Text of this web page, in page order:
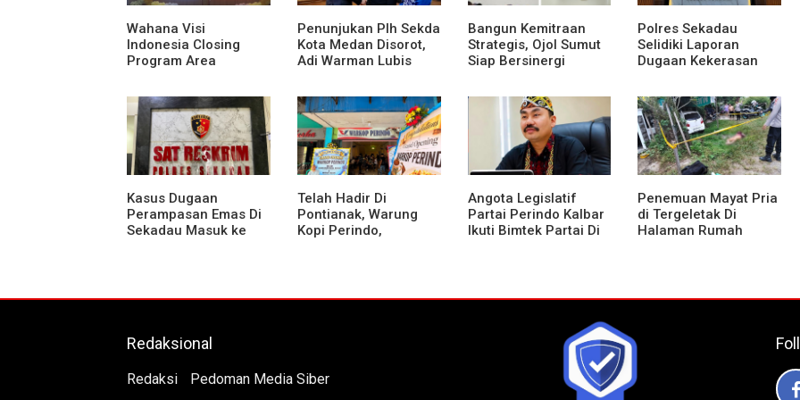
Wahana Visi
Indonesia Closing
Program Area
Penunjukan Plh Sekda
Kota Medan Disorot,
Adi Warman Lubis
Komitmen terhadap
Sistem Merit
Bangun Kemitraan
Strategis, Ojol Sumut
Siap Bersinergi
Lingkungan yang
Tertib dan Kondusif
Polres Sekadau
Selidiki Laporan
Dugaan Kekerasan
Anak Dibawah Umur
Kasus Dugaan
Perampasan Emas Di
Sekadau Masuk ke
Telah Hadir Di
Pontianak, Warung
Kopi Perindo,
Angota Legislatif
Partai Perindo Kalbar
Ikuti Bimtek Partai Di
Penemuan Mayat Pria
di Tergeletak Di
Halaman Rumah
Redaksional
Redaksi Pedoman Media Siber